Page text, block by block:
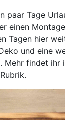
paar Tage
einen
Tagen hier
und eine
Mehr findet ihr